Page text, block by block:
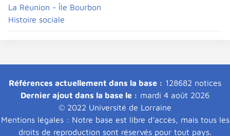
La Réunion - Île Bourbon
Histoire sociale
Références actuellement dans la base : 128682 notices
Dernier ajout dans la base le : mardi 4 août 2026
© 2022 Université de Lorraine
Mentions légales : Notre base est libre d'accès, mais tous les
droits de reproduction sont réservés pour tout pays.